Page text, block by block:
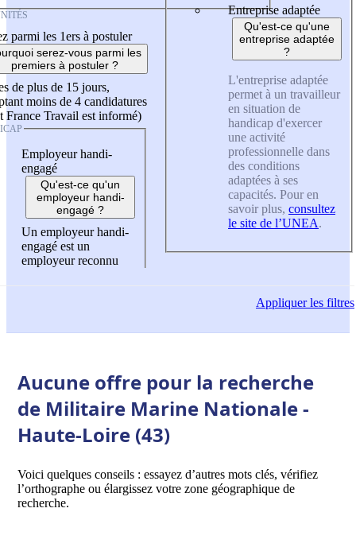
parmi les 1ers à postuler
serez-vous parmi les
premiers à postuler ?
de plus de 15 jours,
moins de 4 candidatures
France Travail est informé)
Employeur handi-
engagé
Qu'est-ce qu'un
employeur handi-
engagé ?
Un employeur handi-
engagé est un
employeur reconnu
Entreprise adaptée
Qu'est-ce qu'une
entreprise adaptée
?
L'entreprise adaptée
permet à un travailleur
en situation de
handicap d'exercer
une activité
professionnelle dans
des conditions
adaptées à ses
capacités. Pour en
savoir plus, consultez
le site de l’UNEA.
Appliquerles filtres
Aucune offre pour la recherche
de Militaire Marine Nationale -
Haute-Loire (43)
Voici quelques conseils : essayez d’autres mots clés, vérifiez
l’orthographe ou élargissez votre zone géographique de
recherche.